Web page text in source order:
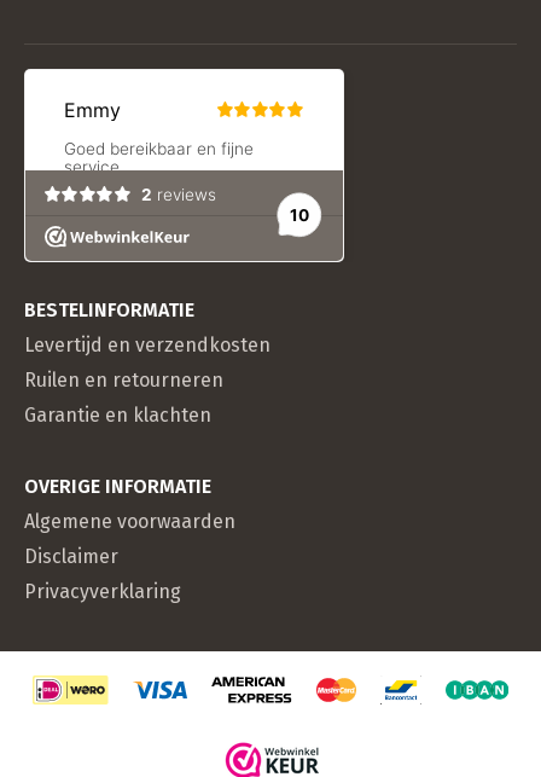
BESTELINFORMATIE
Levertijd en verzendkosten
Ruilen en retourneren
Garantie en klachten
OVERIGE INFORMATIE
Algemene voorwaarden
Disclaimer
Privacyverklaring